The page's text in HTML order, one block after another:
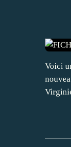
Voici